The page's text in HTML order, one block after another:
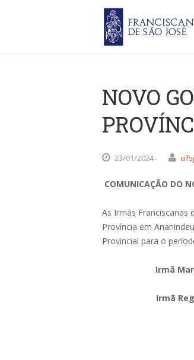
NOVO
23/01/2024 cifsj
COMUNICAÇÃO DO
As Irmãs Franciscanas
Província em
Provincial para o
Irmã
Irmã